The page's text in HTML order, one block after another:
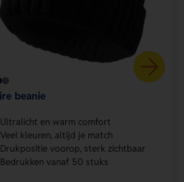
beanie
Ultralicht en warm comfort
Veel kleuren, altijd je match
Drukpositie voorop, sterk zichtbaar
Bedrukken vanaf 50 stuks